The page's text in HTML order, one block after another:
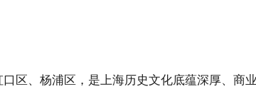
区、杨浦区，是上海历史文化底蕴深厚、商